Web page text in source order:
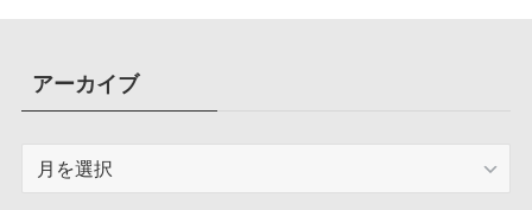
アーカイブ